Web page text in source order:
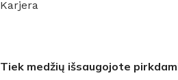
Karjera
Tiek medžių išsaugojote